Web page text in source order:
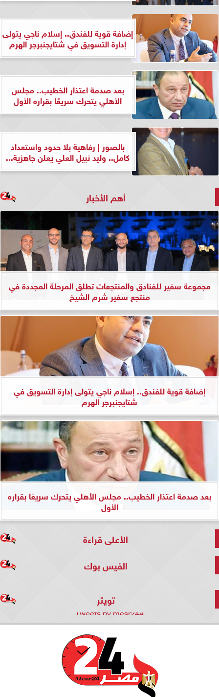
إضافة قوية للفندق.. إسلام ناجي يتولى
إدارة التسويق في شتايجنبرجر الهرم
بعد صدمة اعتذار الخطيب.. مجلس
الأهلي يتحرك سريعًا بقراره الأول
بالصور | رفاهية بلا حدود واستعداد
كامل.. وليد نبيل العلي يعلن جاهزية...
أهم الأخبار
مجموعة سفير للفنادق والمنتجعات تطلق المرحلة المجددة في
منتجع سفير شرم الشيخ
إضافة قوية للفندق.. إسلام ناجي يتولى إدارة التسويق في
شتايجنبرجر الهرم
بعد صدمة اعتذار الخطيب.. مجلس الأهلي يتحرك سريعًا بقراره
الأول
الأعلى قراءة
الفيس بوك
تويتر
Tweets by mesr244